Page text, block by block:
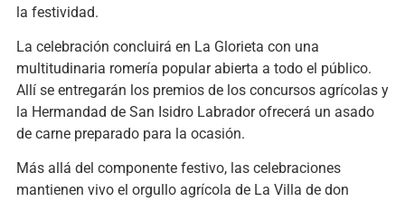
la festividad.
La celebración concluirá en La Glorieta con una
multitudinaria romería popular abierta a todo el público.
Allí se entregarán los premios de los concursos agrícolas y
la Hermandad de San Isidro Labrador ofrecerá un asado
de carne preparado para la ocasión.
Más allá del componente festivo, las celebraciones
mantienen vivo el orgullo agrícola de La Villa de don